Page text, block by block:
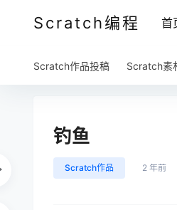
Scratch编程 首
Scratch作品投稿 Scratch素
钓鱼
Scratch作品 2 年前